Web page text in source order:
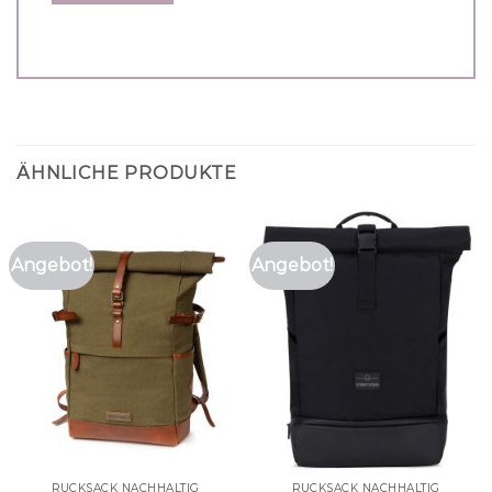
ÄHNLICHE PRODUKTE
Angebot!
RUCKSACK NACHHALTIG
Angebot!
RUCKSACK NACHHALTIG